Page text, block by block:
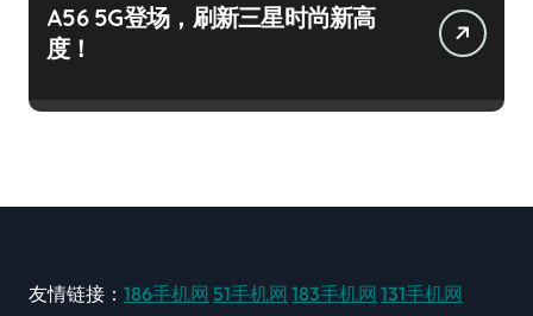
A56 5G登场，刷新三星时尚新高
度！
友情链接： 186手机网 51手机网 183手机网 131手机网